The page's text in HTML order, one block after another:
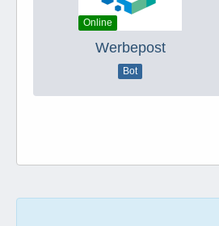
Online
Werbepost
Bot